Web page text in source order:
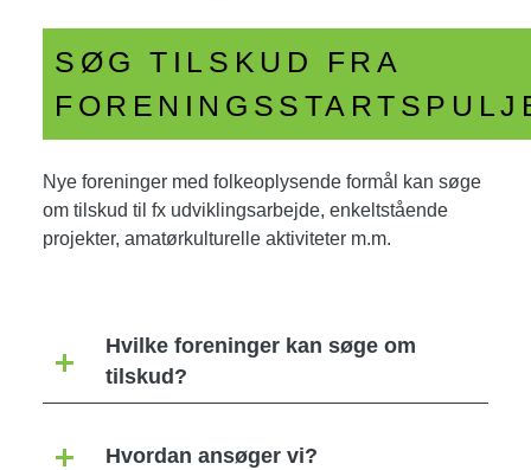
SØG TILSKUD FRA
Nye foreninger med folkeoplysende formål kan søge
om tilskud til fx udviklingsarbejde, enkeltstående
projekter, amatørkulturelle aktiviteter m.m.
Hvilke foreninger kan søge om
tilskud?
Hvordan ansøger vi?